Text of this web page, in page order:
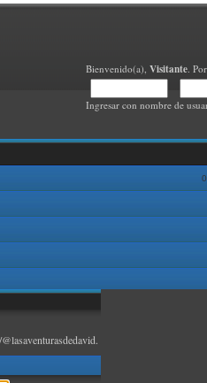
Bienvenido(a), Visitante.
Ingresar con nombre de